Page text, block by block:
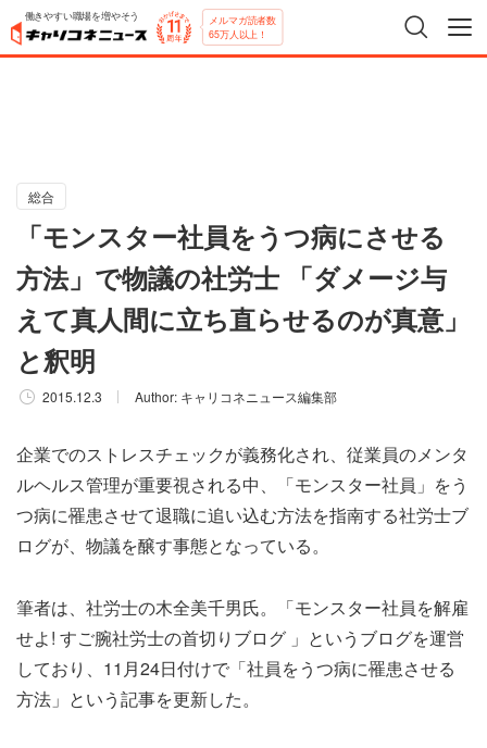
働きやすい職場を増やそう メルマガ読者数
65万人以上！
総合
「モンスター社員をうつ病にさせる
方法」で物議の社労士 「ダメージ与
えて真人間に立ち直らせるのが真意」
と釈明
2015.12.3 Author: キャリコネニュース編集部
企業でのストレスチェックが義務化され、従業員のメンタ
ルヘルス管理が重要視される中、「モンスター社員」をう
つ病に罹患させて退職に追い込む方法を指南する社労士ブ
ログが、物議を醸す事態となっている。
筆者は、社労士の木全美千男氏。「モンスター社員を解雇
せよ! すご腕社労士の首切りブログ 」というブログを運営
しており、11月24日付けで「社員をうつ病に罹患させる
方法」という記事を更新した。